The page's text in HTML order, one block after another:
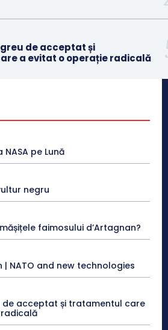
de acceptat și
a evitat o operație radicală
pe Lună
negru
faimosului d’Artagnan?
| NATO and new technologies
de acceptat și tratamentul care